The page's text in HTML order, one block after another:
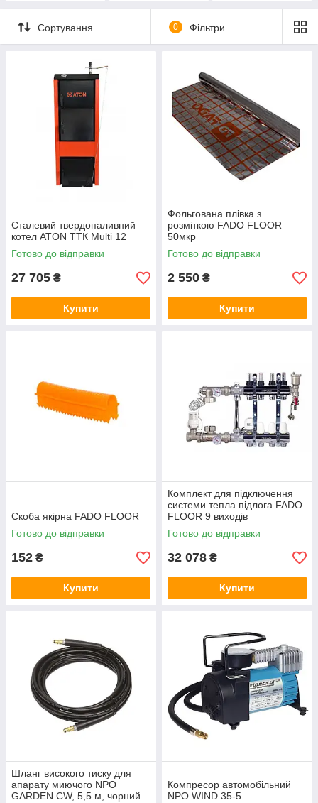
Сортування 0 Фільтри
Сталевий твердопаливний
котел ATON ТТК Multi 12
Готово до відправки
27 705 ₴
Купити
Фольгована плівка з
розміткою FADO FLOOR
50мкр
Готово до відправки
2 550 ₴
Купити
Скоба якірна FADO FLOOR
Готово до відправки
152 ₴
Купити
Комплект для підключення
системи тепла підлога FADO
FLOOR 9 виходів
Готово до відправки
32 078 ₴
Купити
Шланг високого тиску для
апарату миючого NPO
GARDEN CW, 5,5 м, чорний
Компресор автомобільний
NPO WIND 35-5